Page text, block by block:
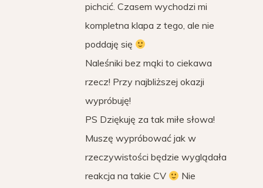
pichcić. Czasem wychodzi mi
kompletna klapa z tego, ale nie
poddaję się
Naleśniki bez mąki to ciekawa
rzecz! Przy najbliższej okazji
wypróbuję!
PS Dziękuję za tak miłe słowa!
Muszę wypróbować jak w
rzeczywistości będzie wyglądała
reakcja na takie CV
Nie